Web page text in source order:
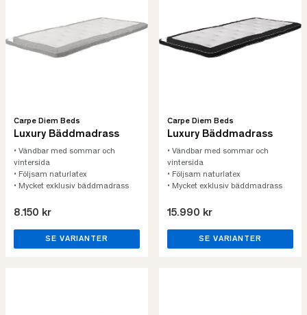
Carpe Diem Beds
Luxury Bäddmadrass
• Vändbar med sommar och
vintersida
• Följsam naturlatex
• Mycket exklusiv bäddmadrass
8.150 kr
SE VARIANTER
Carpe Diem Beds
Luxury Bäddmadrass
• Vändbar med sommar och
vintersida
• Följsam naturlatex
• Mycket exklusiv bäddmadrass
15.990 kr
SE VARIANTER